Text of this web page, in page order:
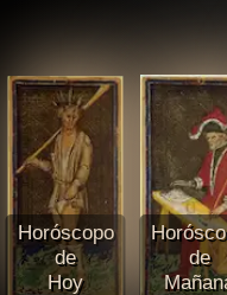
Horóscopo
de
Hoy
de